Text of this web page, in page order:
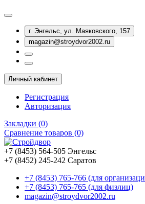
г. Энгельс, ул. Маяковского, 157
magazin@stroydvor2002.ru
Личный кабинет
Регистрация
Авторизация
Закладки (0)
Сравнение товаров (0)
+7 (8453) 564-505 Энгельс
+7 (8452) 245-242 Саратов
+7 (8453) 765-766 (для
+7 (8453) 765-765 (для физлиц)
magazin@stroydvor2002.ru